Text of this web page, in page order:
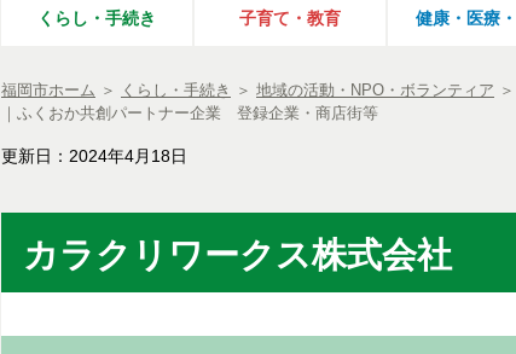
くらし・手続き 子育て・教育 健康・医療・
福岡市ホーム ＞ くらし・手続き ＞ 地域の活動・NPO・ボランティア ＞
｜ふくおか共創パートナー企業 登録企業・商店街等
更新日：2024年4月18日
カラクリワークス株式会社